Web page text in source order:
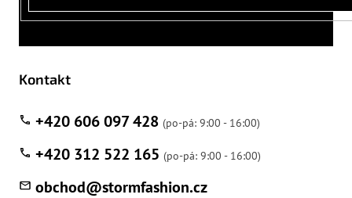
Kontakt
obchod@stormfashion.cz
+420 606 097 428
+420 312 522 165